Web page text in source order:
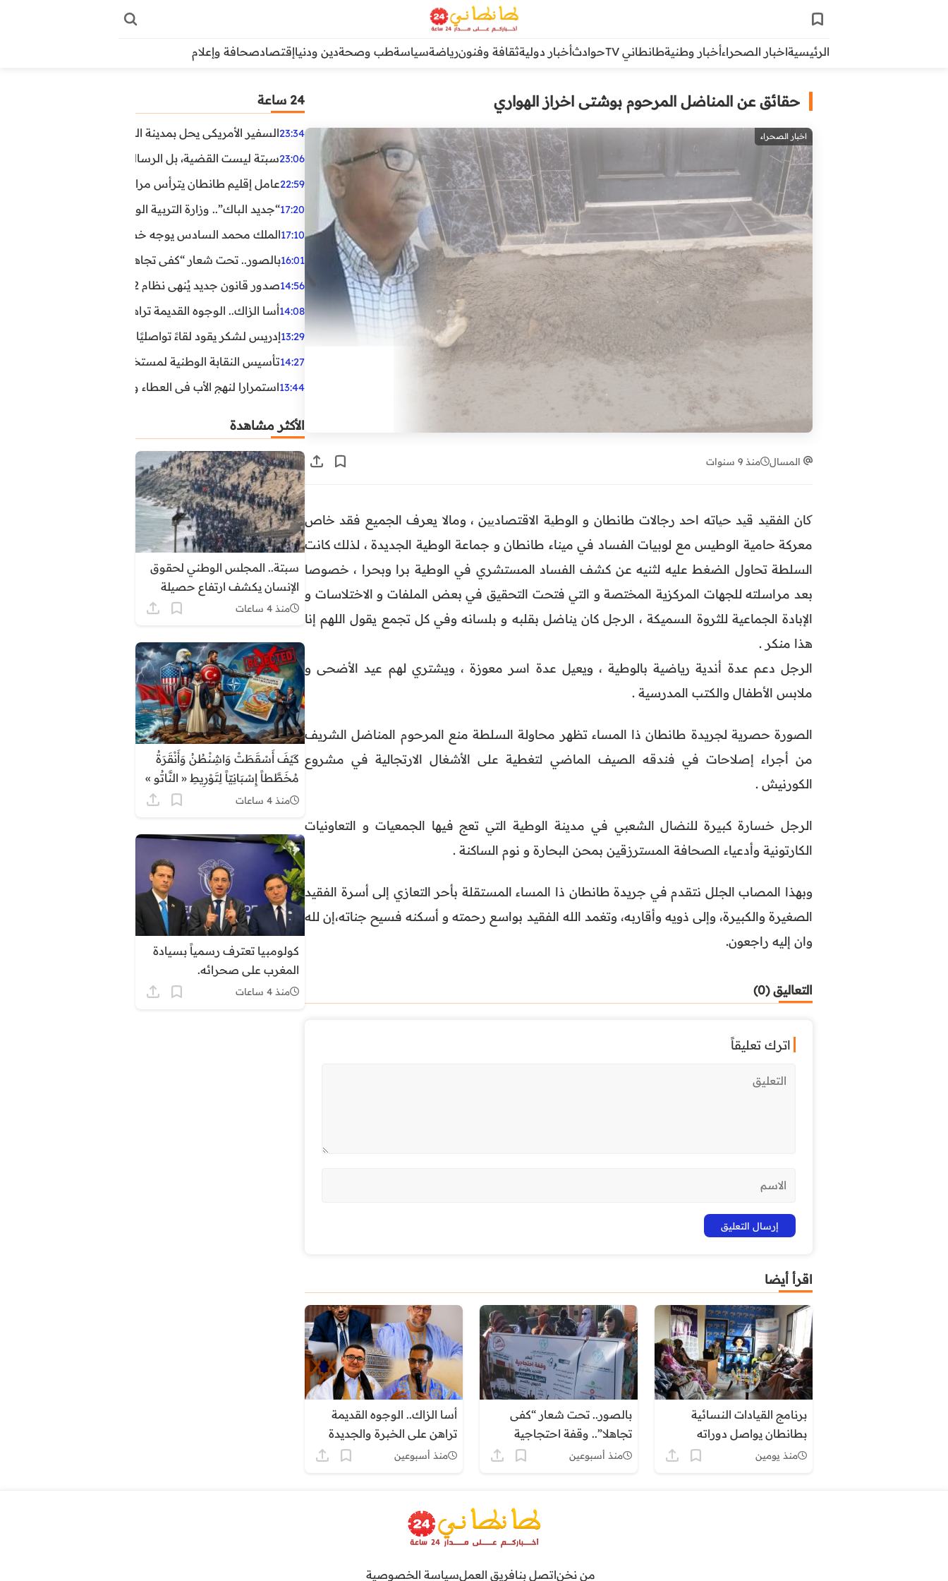
الرئيسيةاخبار الصحراءأخبار وطنيةطانطاني TV حوادثأخبار دوليةثقافة وفنونرياضةسياسةطب وصحةدين ودنياإقتصادصحافة وإعلام
حقائق عن المناضل المرحوم بوشتى اخراز الهواري
اخبار الصحراء
المسال منذ 9 سنوات
کان الفقید قید حیاته احد رجالات طانطان و الوطیة الاقتصادیین ، ومالا يعرف الجميع فقد خاص
معركة حامية الوطيس مع لوبيات الفساد في ميناء طانطان و جماعة الوطية الجديدة ، لذلك كانت
السلطة تحاول الضغط عليه لثنيه عن كشف الفساد المستشري في الوطية برا وبحرا ، خصوصا
بعد مراسلته للجهات المركزية المختصة و التي فتحت التحقيق في بعض الملفات و الاختلاسات و
الإبادة الجماعية للثروة السميكة ، الرجل كان يناضل بقلبه و بلسانه وفي كل تجمع يقول اللهم إنا
هذا منكر .
الرجل دعم عدة أندية رياضية بالوطية ، ويعيل عدة اسر معوزة ، ويشتري لهم عيد الأضحى و
ملابس الأطفال والكتب المدرسية .
الصورة حصرية لجريدة طانطان ذا المساء تظهر محاولة السلطة منع المرحوم المناضل الشريف
من أجراء إصلاحات في فندقه الصيف الماضي لتغطية على الأشغال الارتجالية في مشروع
الكورنيش .
الرجل خسارة كبيرة للنضال الشعبي في مدينة الوطية التي تعج فيها الجمعيات و التعاونيات
الكارتونية وأدعياء الصحافة المسترزقين بمحن البحارة و نوم الساكنة .
وبهذا المصاب الجلل نتقدم في جريدة طانطان ذا المساء المستقلة بأحر التعازي إلى أسرة الفقيد
الصغيرة والكبيرة، وإلى ذويه وأقاربه، وتغمد الله الفقيد بواسع رحمته و أسكنه فسيح جناته،إن لله
وان إليه راجعون.
التعاليق (0)
اترك تعليقاً
اقرأ أيضا
برنامج القيادات النسائية
بطانطان يواصل دوراته
التكوينية حول التنظيم الترابي
منذ يومين
بالصور.. تحت شعار “كفى
تجاهلا”.. وقفة احتجاجية
بكلميم للمطالبة بإنقاذ القطاع
منذ أسبوعين
أسا الزاك.. الوجوه القديمة
تراهن على الخبرة والجديدة
ترفع شعار التغيير
منذ أسبوعين
24 ساعة
23:34السفير الأمريكي يحل بمدينة العيون في أول زيارة رسمية
23:06سبتة ليست القضية، بل الرسالة التي حملها البحر!
22:59عامل إقليم طانطان يترأس مراسيم الإنصات للخطاب
17:20“جديد الباك”.. وزارة التربية الوطنية تعتمد مستجدات
17:10الملك محمد السادس يوجه خطابا ساميا إلى الأمة بمناسبة الذكرى الـ27
16:01بالصور.. تحت شعار “كفى تجاهلا”.. وقفة احتجاجية بكلميم
14:56صدور قانون جديد يُنهي نظام 12 ساعة.. أعوان الحراسة الخاصة يستفيدون من المدة القانونية للشغل
14:08أسا الزاك.. الوجوه القديمة تراهن على الخبرة والجديدة
13:29إدريس لشكر يقود لقاءً تواصليًا مع مناضلي الاتحاد
14:27تأسيس النقابة الوطنية لمستخدمي الوكالة الوطنية
13:44استمرارا لنهج الأب في العطاء وخدمة المجتمع، يواصل ابن
الأكثر مشاهدة
سبتة.. المجلس الوطني لحقوق
الإنسان يكشف ارتفاع حصيلة
الوفيات الى 14 ويوثق اعتداءات
منذ 4 ساعات
كَيْفَ أَسْقَطَتْ وَاشِنْطُنُ وَأَنْقَرَةُ
مُخَطَّطاً إِسْبَانِيّاً لِتَوْرِيطِ « النَّاتُو »
فِي سَبْتَةَ وَمَلِيلِيَّةَ، وَكَيْفَ أَسْقَطَ
وَأَجْبَرَ مَدْرِيدَ عَلَى الرُّضُوخِ
لِلْوَاقِعِيَّةِ مَعَ الرِّبَاطِ؟
منذ 4 ساعات
كولومبيا تعترف رسمياً بسيادة
المغرب على صحرائه.
منذ 4 ساعات
من نخناتصل بنافريق العملسياسة الخصوصية